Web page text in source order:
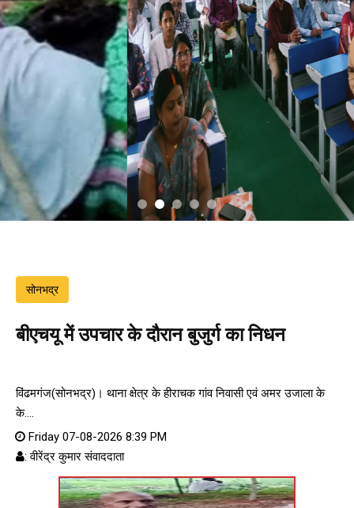
सोनभद्र
बीएचयू में उपचार के दौरान बुजुर्ग का निधन
विंढमगंज(सोनभद्र)। थाना क्षेत्र के हीराचक गांव निवासी एवं अमर उजाला के
के....
Friday 07-08-2026 8:39 PM
: वीरेंद्र कुमार संवाददाता